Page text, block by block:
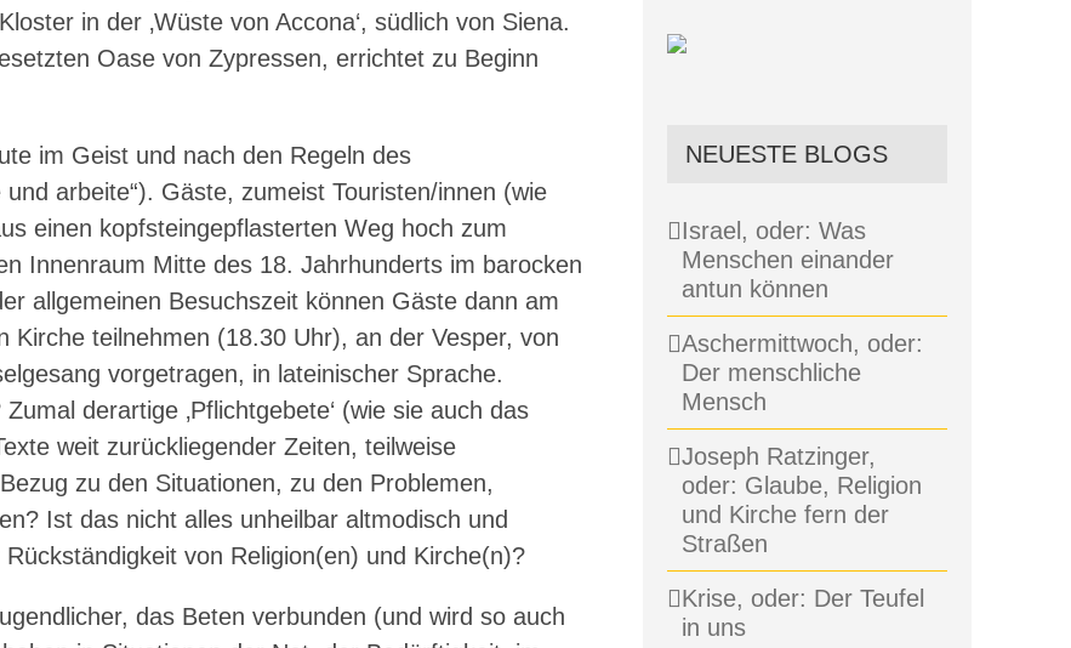
in der ‚Wüste von Accona‘, südlich von Siena.
Oase von Zypressen, errichtet zu Beginn
im Geist und nach den Regeln des
arbeite“). Gäste, zumeist Touristen/innen (wie
einen kopfsteingepflasterten Weg hoch zum
Innenraum Mitte des 18. Jahrhunderts im barocken
allgemeinen Besuchszeit können Gäste dann am
Kirche teilnehmen (18.30 Uhr), an der Vesper, von
vorgetragen, in lateinischer Sprache.
derartige ‚Pflichtgebete‘ (wie sie auch das
weit zurückliegender Zeiten, teilweise
zu den Situationen, zu den Problemen,
Ist das nicht alles unheilbar altmodisch und
von Religion(en) und Kirche(n)?
das Beten verbunden (und wird so auch
NEUESTE BLOGS
Israel, oder: Was
Menschen einander
antun können
Aschermittwoch, oder:
Der menschliche
Mensch
Joseph Ratzinger,
oder: Glaube, Religion
und Kirche fern der
Straßen
Krise, oder: Der Teufel
in uns